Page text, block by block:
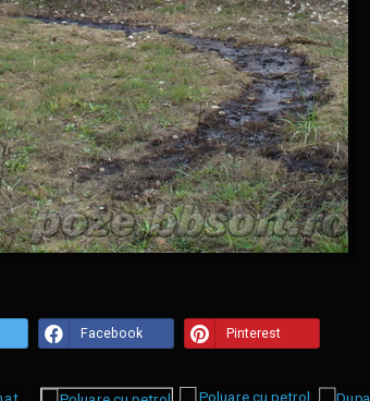
Facebook Pinterest